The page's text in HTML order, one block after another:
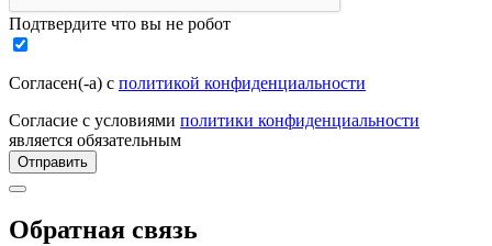
Подтвердите что вы не робот
Согласен(-а) с политикой конфиденциальности
Согласие с условиями политики конфиденциальности
является обязательным
Отправить
Обратная связь